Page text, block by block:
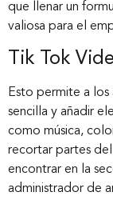
que llenar un
valiosa para el
Tik Tok
Esto permite a los
sencilla y añadir
como música,
recortar partes
encontrar en la
administrador de